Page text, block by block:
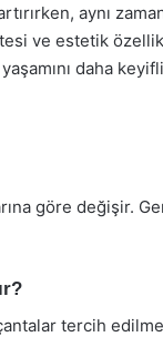
aynı
ve estetik
daha
göre değişir.
tercih